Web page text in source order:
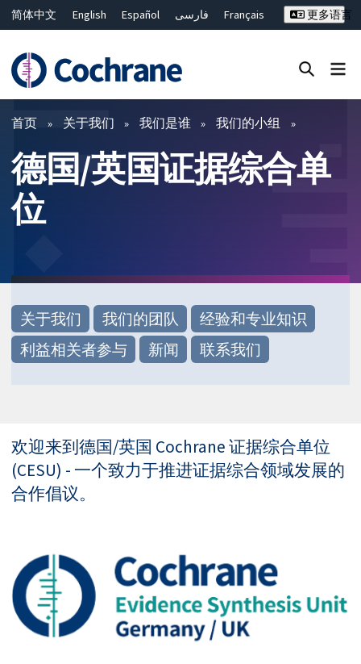
简体中文 English Español فارسی
Français
ไทย
繁體中文
更多语言
过滤 Close search ✖
首页 关于我们 我们是谁 我们的小组
德国/英国证据综合单
位
关于我们 我们的团队
经验和专业知识
利益相关者参与
新闻 联系我们
欢迎来到德国/英国 Cochrane 证据综合单位
(CESU) - 一个致力于推进证据综合领域发展的
合作倡议。